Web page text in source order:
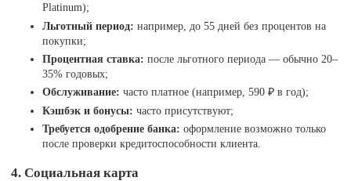
Platinum);
Льготный период: например, до 55 дней без процентов на
покупки;
Процентная ставка: после льготного периода — обычно 20–
35% годовых;
Обслуживание: часто платное (например, 590 ₽ в год);
Кэшбэк и бонусы: часто присутствуют;
Требуется одобрение банка: оформление возможно только
после проверки кредитоспособности клиента.
4. Социальная карта